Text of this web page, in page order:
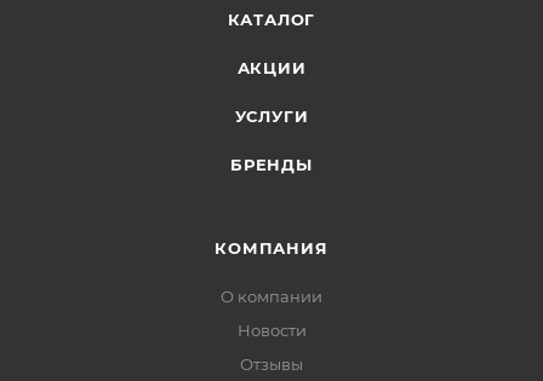
КАТАЛОГ
АКЦИИ
УСЛУГИ
БРЕНДЫ
КОМПАНИЯ
О компании
Новости
Отзывы